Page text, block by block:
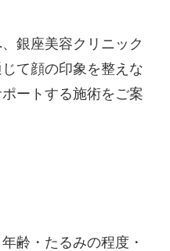
銀座美容クリニック
て顔の印象を整えな
ートする施術をご案
齢・たるみの程度・